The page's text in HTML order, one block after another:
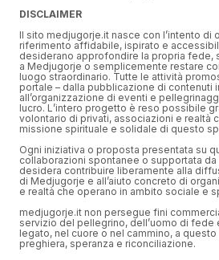
DISCLAIMER
Il sito medjugorje.it nasce con l’intento di
riferimento affidabile, ispirato e
desiderano approfondire la propria fede,
a Medjugorje o semplicemente restare
luogo straordinario. Tutte le attività
portale – dalla pubblicazione di contenuti
all’organizzazione di eventi e
lucro. L’intero progetto è reso possibile
volontario di privati, associazioni e realtà
missione spirituale e solidale di questo
Ogni iniziativa o proposta presentata su
collaborazioni spontanee o supportata da
desidera contribuire liberamente alla
di Medjugorje e all’aiuto concreto di
e realtà che operano in ambito sociale e
medjugorje.it non persegue fini
servizio del pellegrino, dell’uomo di fede
legato, nel cuore o nel cammino, a
preghiera, speranza e riconciliazione.